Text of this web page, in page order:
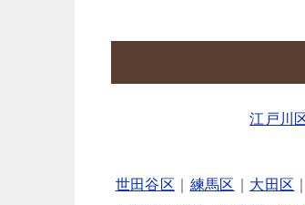
江戸川
世田谷区 練馬区 大田区